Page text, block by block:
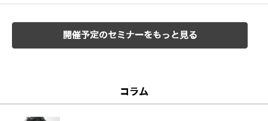
開催予定のセミナーをもっと見る
コラム